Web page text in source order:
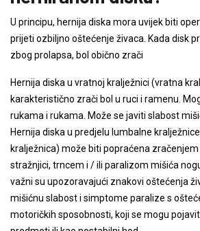
U principu, hernija diska mora uvijek biti
prijeti ozbiljno oštećenje živaca. Kada disk
zbog prolapsa, bol obično zrači
Hernija diska u vratnoj kralježnici (vratna
karakteristično zrači bol u ruci i ramenu.
rukama i rukama. Može se javiti slabost
Hernija diska u predjelu lumbalne
kralježnica) može biti popraćena
stražnjici, trncem i / ili paralizom mišića
važni su upozoravajući znakovi oštećenja
mišićnu slabost i simptome paralize s
motoričkih sposobnosti, koji se mogu